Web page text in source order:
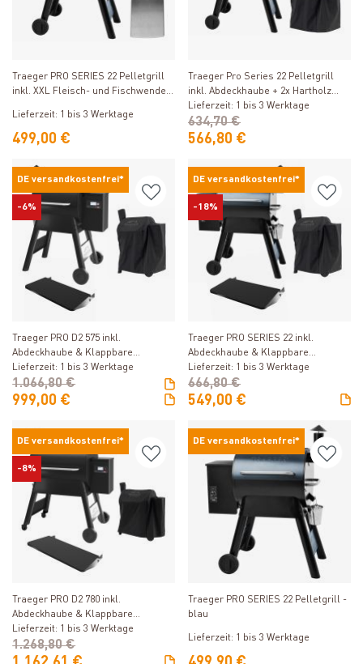
Traeger PRO SERIES 22 Pelletgrill
inkl. XXL Fleisch- und Fischwender
Lieferzeit: 1 bis 3 Werktage
499,00 €
Traeger Pro Series 22 Pelletgrill
inkl. Abdeckhaube + 2x Hartholz
Pellets Hickory 9 kg
Lieferzeit: 1 bis 3 Werktage
566,80 €
634,70 €
DE versandkostenfrei*
-6%
Produkt ansehen
Traeger PRO D2 575 inkl.
Abdeckhaube & Klappbare
Frontablage
Lieferzeit: 1 bis 3 Werktage
999,00 €
1.066,80 €
DE versandkostenfrei*
-18%
Produkt ansehen
Traeger PRO SERIES 22 inkl.
Abdeckhaube & Klappbare
Frontablage
Lieferzeit: 1 bis 3 Werktage
549,00 €
666,80 €
DE versandkostenfrei*
-8%
Produkt ansehen
Traeger PRO D2 780 inkl.
Abdeckhaube & Klappbare
Frontablage
Lieferzeit: 1 bis 3 Werktage
1.268,80 €
DE versandkostenfrei*
Produkt ansehen
Traeger PRO SERIES 22 Pelletgrill -
blau
Lieferzeit: 1 bis 3 Werktage